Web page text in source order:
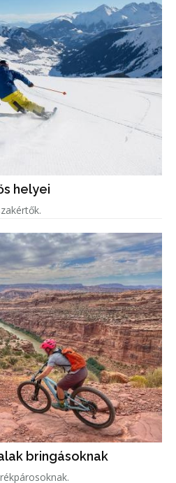
helyei
bringásoknak